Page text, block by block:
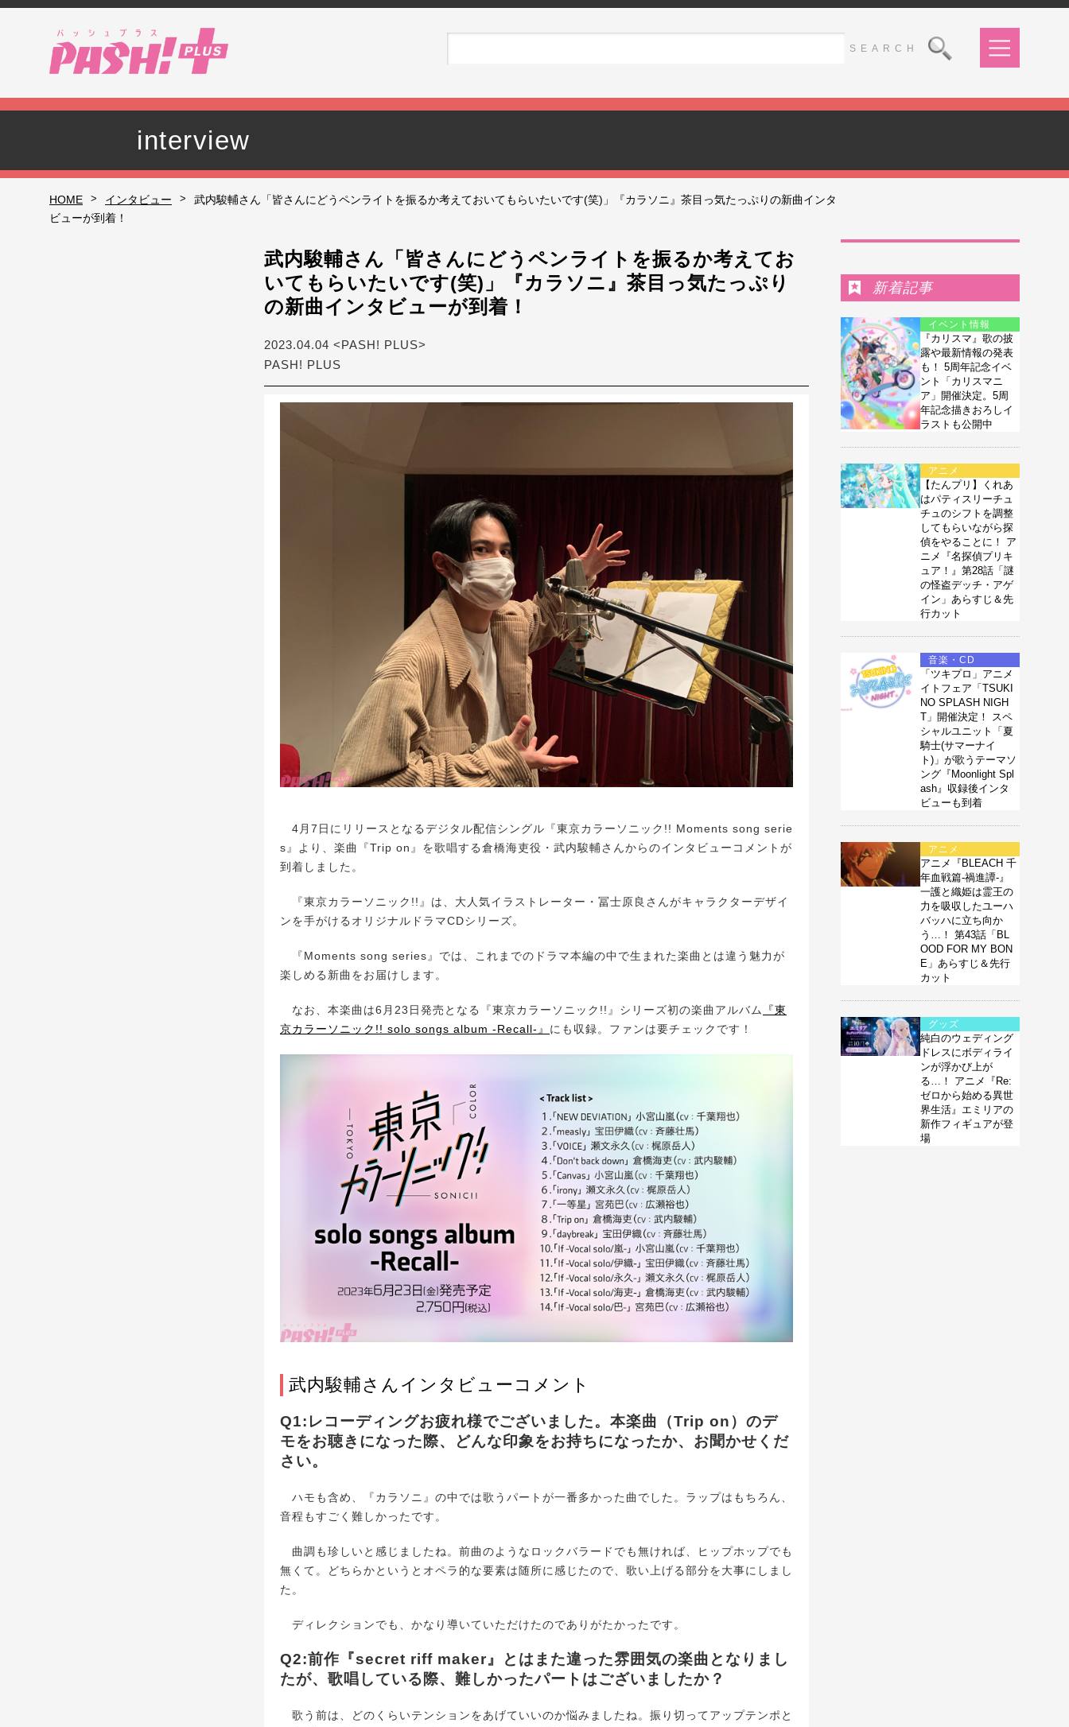
interview
HOME > インタビュー >
武内駿輔さん「皆さんにどうペンライトを振るか考えておいてもらいたいです(笑)」『カラソニ』茶目っ気たっぷりの新曲インタ
ビューが到着！
武内駿輔さん「皆さんにどうペンライトを振るか考えてお
いてもらいたいです(笑)」『カラソニ』茶目っ気たっぷり
の新曲インタビューが到着！
2023.04.04 <PASH! PLUS>
PASH! PLUS
4月7日にリリースとなるデジタル配信シングル『東京カラーソニック!! Moments song serie
s』より、楽曲『Trip on』を歌唱する倉橋海吏役・武内駿輔さんからのインタビューコメントが
到着しました。
『東京カラーソニック!!』は、大人気イラストレーター・冨士原良さんがキャラクターデザイ
ンを手がけるオリジナルドラマCDシリーズ。
『Moments song series』では、これまでのドラマ本編の中で生まれた楽曲とは違う魅力が
楽しめる新曲をお届けします。
なお、本楽曲は6月23日発売となる『東京カラーソニック!!』シリーズ初の楽曲アルバム
『東
京カラーソニック!! solo songs album -Recall-』 にも収録。ファンは要チェックです！
武内駿輔さんインタビューコメント
Q1:レコーディングお疲れ様でございました。本楽曲（Trip on）のデ
モをお聴きになった際、どんな印象をお持ちになったか、お聞かせくだ
さい。
ハモも含め、『カラソニ』の中では歌うパートが一番多かった曲でした。ラップはもちろん、
音程もすごく難しかったです。
曲調も珍しいと感じましたね。前曲のようなロックバラードでも無ければ、ヒップホップでも
無くて。どちらかというとオペラ的な要素は随所に感じたので、歌い上げる部分を大事にしまし
た。
ディレクションでも、かなり導いていただけたのでありがたかったです。
Q2:前作『secret riff maker』とはまた違った雰囲気の楽曲となりまし
たが、歌唱している際、難しかったパートはございましたか？
歌う前は、どのくらいテンションをあげていいのか悩みましたね。振り切ってアップテンポと
新着記事
イベント情報
『カリスマ』歌の披
露や最新情報の発表
も！ 5周年記念イベ
ント「カリスマニ
ア」開催決定。5周
年記念描きおろしイ
ラストも公開中
アニメ
【たんプリ】くれあ
はパティスリーチュ
チュのシフトを調整
してもらいながら探
偵をやることに！ ア
ニメ『名探偵プリキ
ュア！』第28話「謎
の怪盗デッチ・アゲ
イン」あらすじ＆先
行カット
音楽・CD
「ツキプロ」アニメ
イトフェア「TSUKI
NO SPLASH NIGH
T」開催決定！ スペ
シャルユニット「夏
騎士(サマーナイ
ト)」が歌うテーマソ
ング『Moonlight Spl
ash』収録後インタ
ビューも到着
アニメ
アニメ『BLEACH 千
年血戦篇-禍進譚-』
一護と織姫は霊王の
力を吸収したユーハ
バッハに立ち向か
う…！ 第43話「BL
OOD FOR MY BON
E」あらすじ＆先行
カット
グッズ
純白のウェディング
ドレスにボディライ
ンが浮かび上が
る…！ アニメ『Re:
ゼロから始める異世
界生活』エミリアの
新作フィギュアが登
場